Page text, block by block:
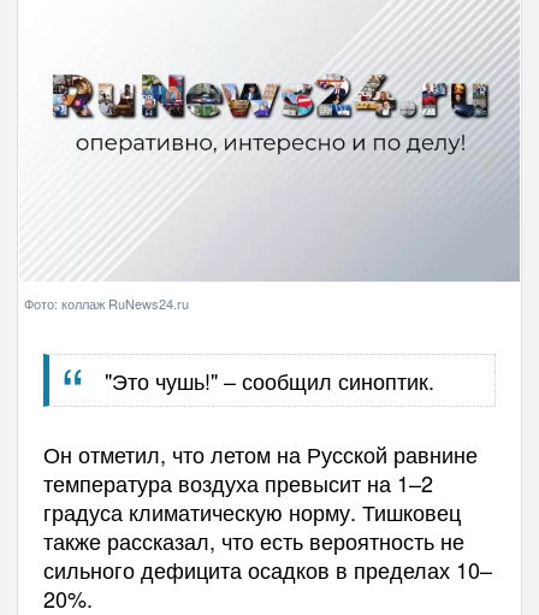
Фото: коллаж RuNews24.ru
"Это чушь!" – сообщил синоптик.
Он отметил, что летом на Русской равнине
температура воздуха превысит на 1–2
градуса климатическую норму. Тишковец
также рассказал, что есть вероятность не
сильного дефицита осадков в пределах 10–
20%.